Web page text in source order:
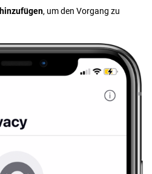
hinzufügen, um den Vorgang zu